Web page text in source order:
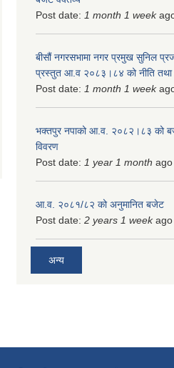
Post date: 1 month 1 week
बीसौं नगरसभामा नगर प्रमुख सुनिल
प्रस्तुत आ.व‍ २०८३।८४ को नीति तथा
Post date: 1 month 1 week
भक्तपुर नपाको आ.व. २०८२।८३ को
विवरण
Post date: 1 year 1 month ago
आ.व. २०८१/८२ को अनुमानित बजेट
Post date: 2 years 1 weekago
अन्य